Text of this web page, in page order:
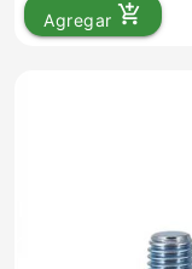
Agregar add_shopping_cart